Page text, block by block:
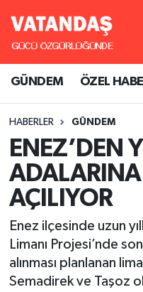
GÜNDEM ÖZEL
HABERLER GÜNDEM
ENEZ’DEN
ADALARINA
AÇILIYOR
Enez ilçesinde uzun
Limanı Projesi’nde
alınması planlanan
Semadirek ve Taşoz
GÜNDEM
SPOR
SİYASET
SAĞLIK
Hava Durumu
Süper Lig Puan
Tüm Manşetler
Son Dakika
Haber Arşivi